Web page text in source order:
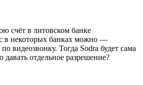
счёт в литовском банке
в некоторых банках можно —
видеозвонку. Тогда Sodra будет сама
отдельное разрешение?